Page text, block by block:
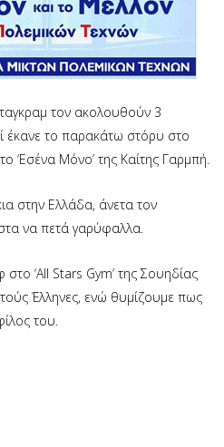
τον ακολουθούν 3
έκανε το παρακάτω στόρυ στο
‘Εσένα Μόνο’ της Καίτης Γαρμπή.
στην Ελλάδα, άνετα τον
να πετά γαρύφαλλα.
‘All Stars Gym’ της Σουηδίας
Έλληνες, ενώ θυμίζουμε πως
του.